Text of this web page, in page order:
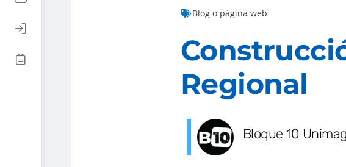
Blog o página web
Regional
Bloque 10